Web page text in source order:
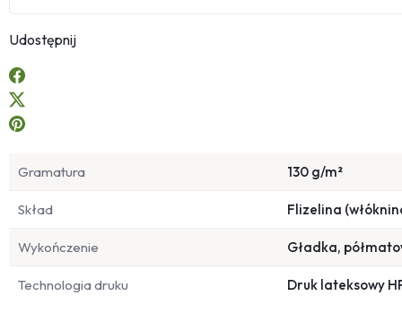
Udostępnij
Gramatura 130 g/m²
Skład Flizelina
Wykończenie Gładka,
Technologia druku Druk lateksowy